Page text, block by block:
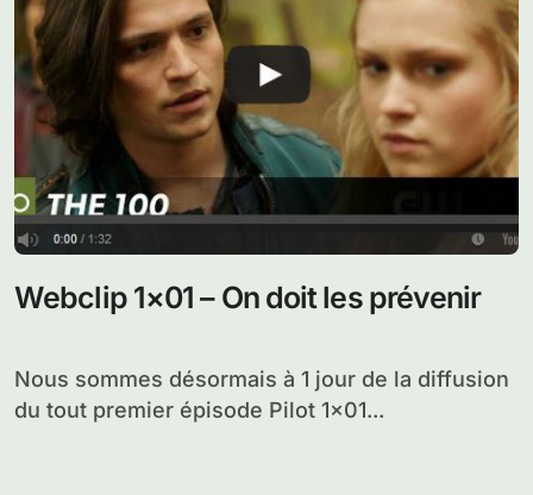
Webclip 1×01 – On doit les prévenir
Nous sommes désormais à 1 jour de la diffusion
du tout premier épisode Pilot 1×01...